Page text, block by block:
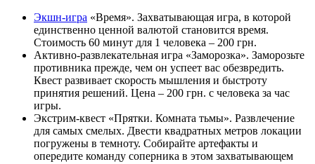
Экшн-игра «Время». Захватывающая игра, в которой
единственно ценной валютой становится время.
Стоимость 60 минут для 1 человека – 200 грн.
Активно-развлекательная игра «Заморозка». Заморозьте
противника прежде, чем он успеет вас обезвредить.
Квест развивает скорость мышления и быстроту
принятия решений. Цена – 200 грн. с человека за час
игры.
Экстрим-квест «Прятки. Комната тьмы». Развлечение
для самых смелых. Двести квадратных метров локации
погружены в темноту. Собирайте артефакты и
опередите команду соперника в этом захватывающем